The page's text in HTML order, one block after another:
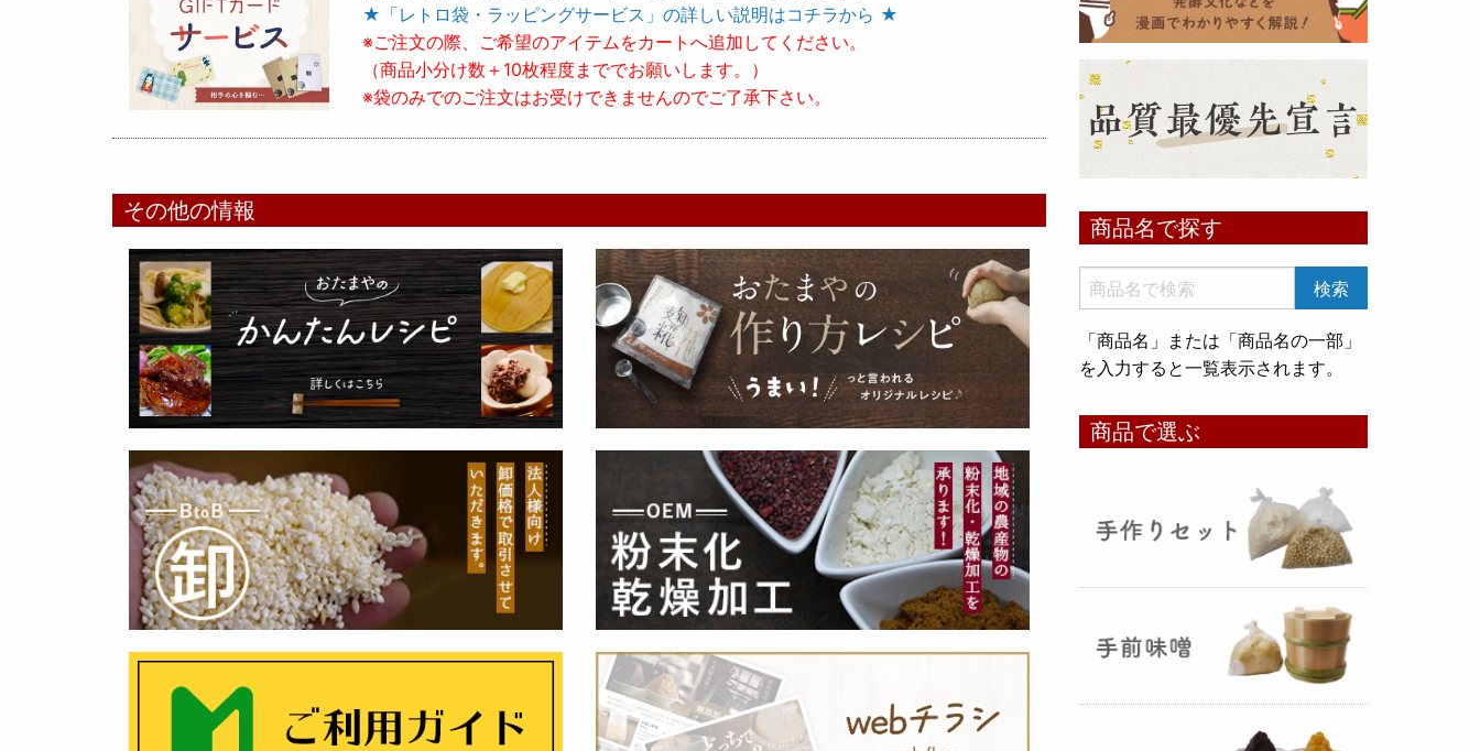
★「レトロ袋・ラッピングサービス」の詳しい説明はコチラから ★
※ご注文の際、ご希望のアイテムをカートへ追加してください。
（商品小分け数＋10枚程度まででお願いします。）
※袋のみでのご注文はお受けできませんのでご了承下さい。
その他の情報
甘酒 生スティック新発売！
（2025年11月11日）
いめ甘酒 30g』と『オートミー
プをリリース致しました。何処へ
でも持ち運びが出来て、非常に便
利です！
た！（2025年08月12日）
お米5kg貯蔵用アルミ袋が完
成しました！完全オリジナルで特
別な仕様でお米の美味しさをその
ままキープ！酸化防止と長期保存
を可能にしました！
商品名で探す
「商品名」または「商品名の一部」
を入力すると一覧表示されます。
商品で選ぶ